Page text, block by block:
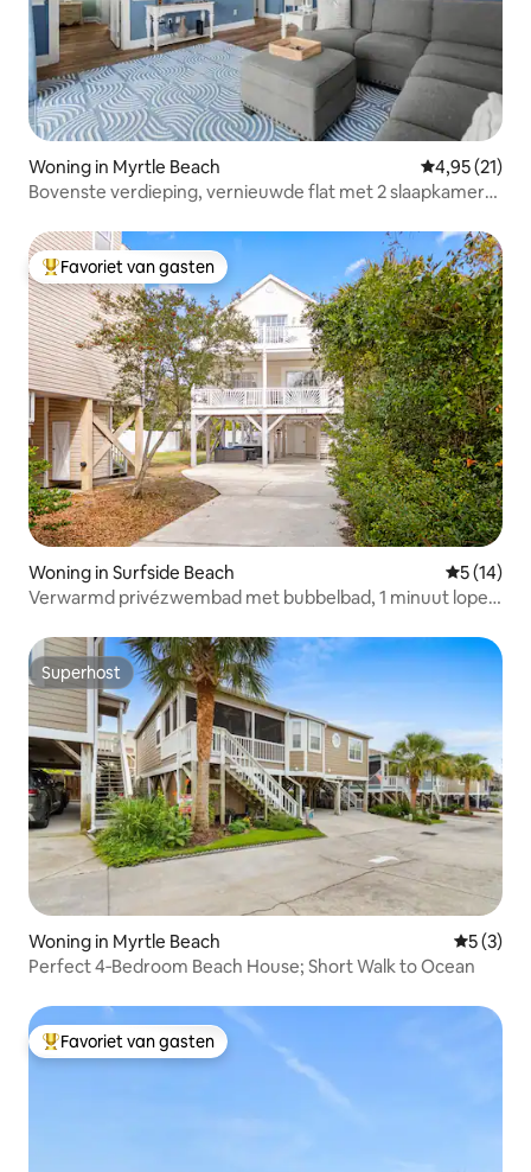
Woning in Myrtle Beach Gemiddelde
4,95 (21)
Bovenste verdieping, vernieuwde flat met 2 slaapkamers
Topfavoriet van gasten
Favoriet van gasten
Woning in Surfside Beach
5 (14)
Verwarmd privézwembad met bubbelbad, 1 minuut lopen
Superhost
Superhost
Woning in Myrtle Beach
5 (3)
Perfect 4‑Bedroom Beach House; Short Walk to Ocean
Topfavoriet van gasten
Favoriet van gasten